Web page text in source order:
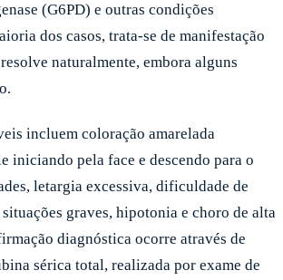
(G6PD) e outras condições
dos casos, trata-se de manifestação
naturalmente, embora alguns
incluem coloração amarelada
iniciando pela face e descendo para o
letargia excessiva, dificuldade de
graves, hipotonia e choro de alta
diagnóstica ocorre através de
sérica total, realizada por exame de